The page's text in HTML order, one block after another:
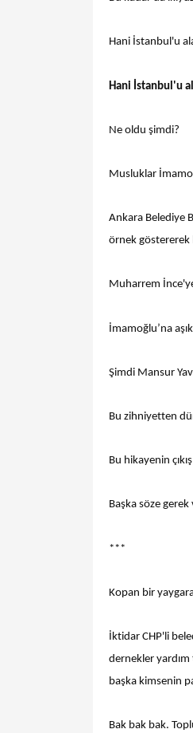
Hani İstanbul'u
Hani İstanbul'u
Ne oldu şimdi?
Musluklar
Ankara Belediye
örnek göstererek
Muharrem
İmamoğlu’na
Şimdi Mansur
Bu zihniyetten
Bu hikayenin
Başka söze gerek
***
Kopan bir
İktidar CHP'li
dernekler
başka kimsenin
Bak bak bak.